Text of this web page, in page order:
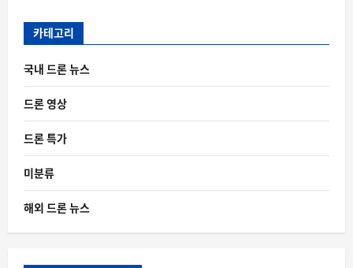
카테고리
국내 드론 뉴스
드론 영상
드론 특가
미분류
해외 드론 뉴스